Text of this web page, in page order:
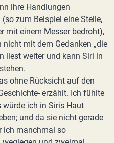
ihre Handlungen
zum Beispiel eine Stelle,
mit einem Messer bedroht),
mit dem Gedanken „die
liest weiter und kann Siri in
ohne Rücksicht auf den
erzählt. Ich fühlte
würde ich in Siris Haut
und da sie nicht gerade
ich manchmal so